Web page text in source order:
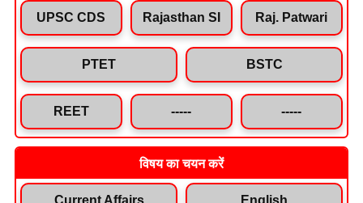
UPSC CDS Rajasthan SI Raj. Patwari
PTET BSTC
REET ----- -----
विषय का चयन करें
Current Affairs English